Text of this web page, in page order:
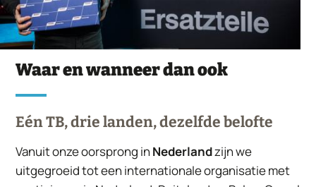
Waar en wanneer dan ook
Eén TB, drie landen, dezelfde belofte
Vanuit onze oorsprong in Nederlandzijn we
uitgegroeid tot een internationale organisatie met